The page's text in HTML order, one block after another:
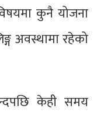
कुनै योजना
अवस्थामा रहेको
केही समय